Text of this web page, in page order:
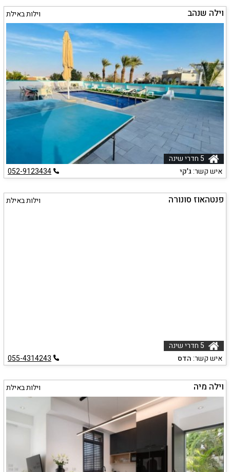
וילה שנהב וילות באילת
איש קשר:ג'קי 052-9123434
פנטהאוז סונורה וילות באילת
איש קשר:הדס 055-4314243
וילה מיה וילות באילת